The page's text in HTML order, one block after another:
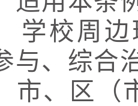
学校周
与、综合
市、区（